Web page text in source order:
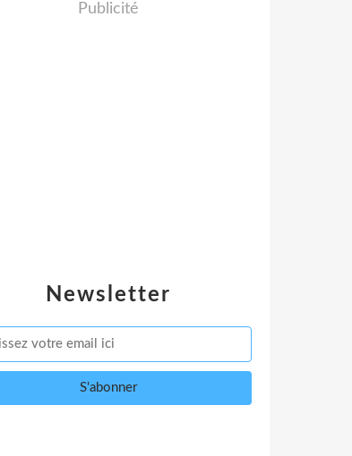
Newsletter
Publicité